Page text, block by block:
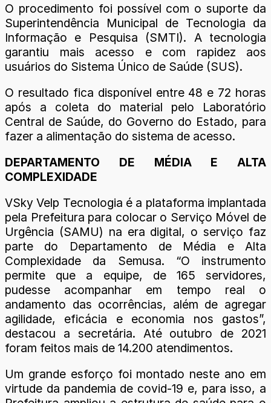
O procedimento foi possível com o suporte da
Superintendência Municipal de Tecnologia da
Informação e Pesquisa (SMTI). A tecnologia
garantiu mais acesso e com rapidez aos
usuários do Sistema Único de Saúde (SUS).
O resultado fica disponível entre 48 e 72 horas
após a coleta do material pelo Laboratório
Central de Saúde, do Governo do Estado, para
fazer a alimentação do sistema de acesso.
DEPARTAMENTO DE MÉDIA E ALTA
COMPLEXIDADE
VSky Velp Tecnologia é a plataforma implantada
pela Prefeitura para colocar o Serviço Móvel de
Urgência (SAMU) na era digital, o serviço faz
parte do Departamento de Média e Alta
Complexidade da Semusa. “O instrumento
permite que a equipe, de 165 servidores,
pudesse acompanhar em tempo real o
andamento das ocorrências, além de agregar
agilidade, eficácia e economia nos gastos”,
destacou a secretária. Até outubro de 2021
foram feitos mais de 14.200 atendimentos.
Um grande esforço foi montado neste ano em
virtude da pandemia de covid-19 e, para isso, a